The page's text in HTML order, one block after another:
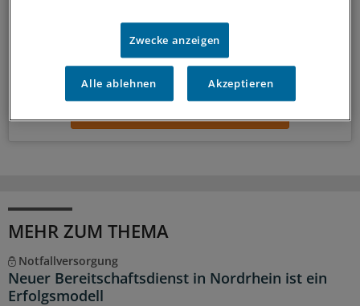
14-tägig, donnerstags
MEHR ZUM THEMA
Notfallversorgung
Neuer Bereitschaftsdienst in Nordrhein ist ein
Erfolgsmodell
Zwecke anzeigen
Alle ablehnen Akzeptieren